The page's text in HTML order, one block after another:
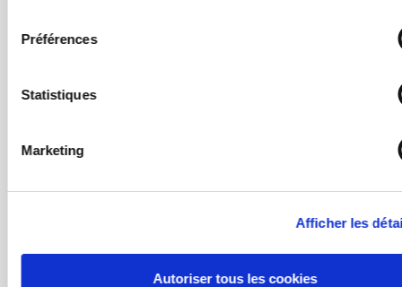
Préférences
Statistiques
Marketing
Afficher les
Autoriser tous les cookies